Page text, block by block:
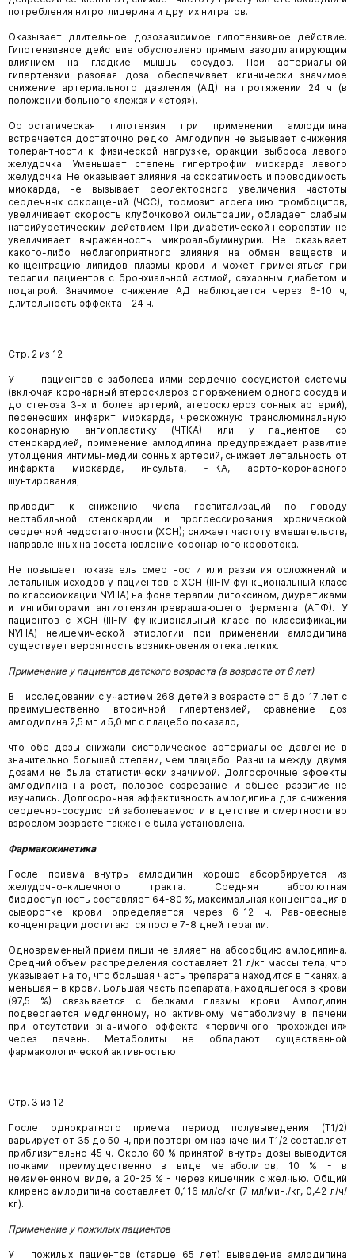
потребления нитроглицерина и других нитратов.
Оказывает длительное дозозависимое гипотензивное действие.
Гипотензивное действие обусловлено прямым вазодилатирующим
влиянием на гладкие мышцы сосудов. При артериальной
гипертензии разовая доза обеспечивает клинически значимое
снижение артериального давления (АД) на протяжении 24 ч (в
положении больного «лежа» и «стоя»).
Ортостатическая гипотензия при применении амлодипина
встречается достаточно редко. Амлодипин не вызывает снижения
толерантности к физической нагрузке, фракции выброса левого
желудочка. Уменьшает степень гипертрофии миокарда левого
желудочка. Не оказывает влияния на сократимость и проводимость
миокарда, не вызывает рефлекторного увеличения частоты
сердечных сокращений (ЧСС), тормозит агрегацию тромбоцитов,
увеличивает скорость клубочковой фильтрации, обладает слабым
натрийуретическим действием. При диабетической нефропатии не
увеличивает выраженность микроальбуминурии. Не оказывает
какого-либо неблагоприятного влияния на обмен веществ и
концентрацию липидов плазмы крови и может применяться при
терапии пациентов с бронхиальной астмой, сахарным диабетом и
подагрой. Значимое снижение АД наблюдается через 6-10 ч,
длительность эффекта – 24 ч.
Стр. 2 из 12
У пациентов с заболеваниями сердечно-сосудистой системы
(включая коронарный атеросклероз с поражением одного сосуда и
до стеноза 3-х и более артерий, атеросклероз сонных артерий),
перенесших инфаркт миокарда, чрескожную транслюминальную
коронарную ангиопластику (ЧТКА) или у пациентов со
стенокардией, применение амлодипина предупреждает развитие
утолщения интимы-медии сонных артерий, снижает летальность от
инфаркта миокарда, инсульта, ЧТКА, аорто-коронарного
шунтирования;
приводит к снижению числа госпитализаций по поводу
нестабильной стенокардии и прогрессирования хронической
сердечной недостаточности (ХСН); снижает частоту вмешательств,
направленных на восстановление коронарного кровотока.
Не повышает показатель смертности или развития осложнений и
летальных исходов у пациентов с ХСН (III-IV функциональный класс
по классификации NYHA) на фоне терапии дигоксином, диуретиками
и ингибиторами ангиотензинпревращающего фермента (АПФ). У
пациентов с ХСН (III-IV функциональный класс по классификации
NYHA) неишемической этиологии при применении амлодипина
существует вероятность возникновения отека легких.
Применение у пациентов детского возраста (в возрасте от 6 лет)
В исследовании с участием 268 детей в возрасте от 6 до 17 лет с
преимущественно вторичной гипертензией, сравнение доз
амлодипина 2,5 мг и 5,0 мг с плацебо показало,
что обе дозы снижали систолическое артериальное давление в
значительно большей степени, чем плацебо. Разница между двумя
дозами не была статистически значимой. Долгосрочные эффекты
амлодипина на рост, половое созревание и общее развитие не
изучались. Долгосрочная эффективность амлодипина для снижения
сердечно-сосудистой заболеваемости в детстве и смертности во
взрослом возрасте также не была установлена.
Фармакокинетика
После приема внутрь амлодипин хорошо абсорбируется из
желудочно-кишечного тракта. Средняя абсолютная
биодоступность составляет 64-80 %, максимальная концентрация в
сыворотке крови определяется через 6-12 ч. Равновесные
концентрации достигаются после 7-8 дней терапии.
Одновременный прием пищи не влияет на абсорбцию амлодипина.
Средний объем распределения составляет 21 л/кг массы тела, что
указывает на то, что большая часть препарата находится в тканях, а
меньшая – в крови. Большая часть препарата, находящегося в крови
(97,5 %) связывается с белками плазмы крови. Амлодипин
подвергается медленному, но активному метаболизму в печени
при отсутствии значимого эффекта «первичного прохождения»
через печень. Метаболиты не обладают существенной
фармакологической активностью.
Стр. 3 из 12
После однократного приема период полувыведения (Т1/2)
варьирует от 35 до 50 ч, при повторном назначении Т1/2 составляет
приблизительно 45 ч. Около 60 % принятой внутрь дозы выводится
почками преимущественно в виде метаболитов, 10 % - в
неизмененном виде, а 20-25 % - через кишечник с желчью. Общий
клиренс амлодипина составляет 0,116 мл/с/кг (7 мл/мин./кг, 0,42 л/ч/
кг).
Применение у пожилых пациентов
У пожилых пациентов (старше 65 лет) выведение амлодипина